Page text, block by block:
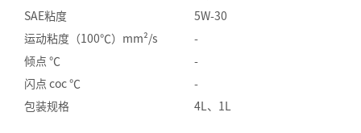
SAE粘度
5W-30
运动粘度（100℃）mm²/s
-
倾点 ℃
-
闪点 coc ℃
-
包装规格
4L、1L